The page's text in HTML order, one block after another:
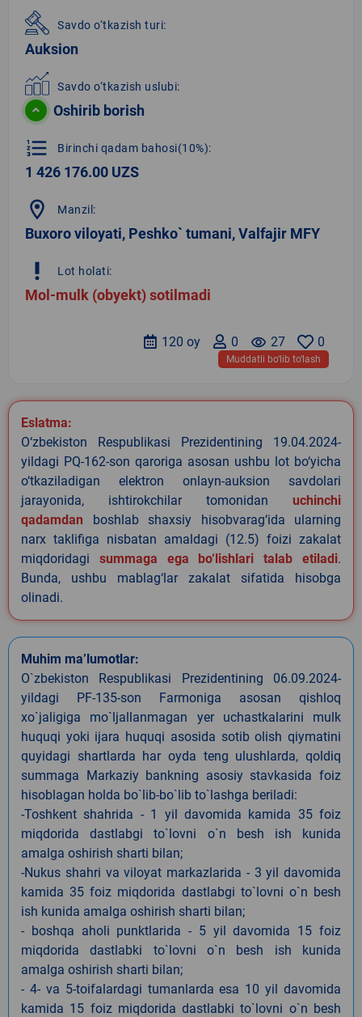
Savdo o‘tkazish turi:
Auksion
Savdo o‘tkazish uslubi:
Oshirib borish
format_list_numbered Birinchi qadam bahosi(10%):
1 426 176.00 UZS
location_on Manzil:
Buxoro viloyati, Peshko` tumani, Valfajir MFY
priority_high Lot holati:
Mol-mulk (obyekt) sotilmadi
0
remove_red_eye 27
0
120 oy
Muddatli bo‘lib to‘lash
Eslatma:
O‘zbekiston Respublikasi Prezidentining 19.04.2024-
yildagi PQ-162-son qaroriga asosan ushbu lot bo‘yicha
o‘tkaziladigan elektron onlayn-auksion savdolari
jarayonida, ishtirokchilar tomonidan uchinchi
qadamdan boshlab shaxsiy hisobvarag‘ida ularning
narx taklifiga nisbatan amaldagi (12.5) foizi zakalat
miqdoridagi summaga ega bo‘lishlari talab etiladi.
Bunda, ushbu mablag‘lar zakalat sifatida hisobga
olinadi.
Muhim ma’lumotlar:
O`zbekiston Respublikasi Prezidentining 06.09.2024-
yildagi PF-135-son Farmoniga asosan qishloq
xo`jaligiga mo`ljallanmagan yer uchastkalarini mulk
huquqi yoki ijara huquqi asosida sotib olish qiymatini
quyidagi shartlarda har oyda teng ulushlarda, qoldiq
summaga Markaziy bankning asosiy stavkasida foiz
hisoblagan holda bo`lib-bo`lib to`lashga beriladi:
-Toshkent shahrida - 1 yil davomida kamida 35 foiz
miqdorida dastlabgi to`lovni o`n besh ish kunida
amalga oshirish sharti bilan;
-Nukus shahri va viloyat markazlarida - 3 yil davomida
kamida 35 foiz miqdorida dastlabgi to`lovni o`n besh
ish kunida amalga oshirish sharti bilan;
- boshqa aholi punktlarida - 5 yil davomida 15 foiz
miqdorida dastlabki to`lovni o`n besh ish kunida
amalga oshirish sharti bilan;
- 4- va 5-toifalardagi tumanlarda esa 10 yil davomida
kamida 15 foiz miqdorida dastlabki to`lovni o`n besh